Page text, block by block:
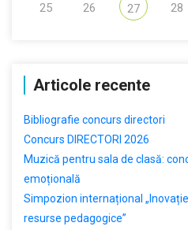
25 26 27 28
Articole recente
Bibliografie concurs directori
Concurs DIRECTORI 2026
Muzică pentru sala de clasă:
emoțională
Simpozion internațional
resurse pedagogice”